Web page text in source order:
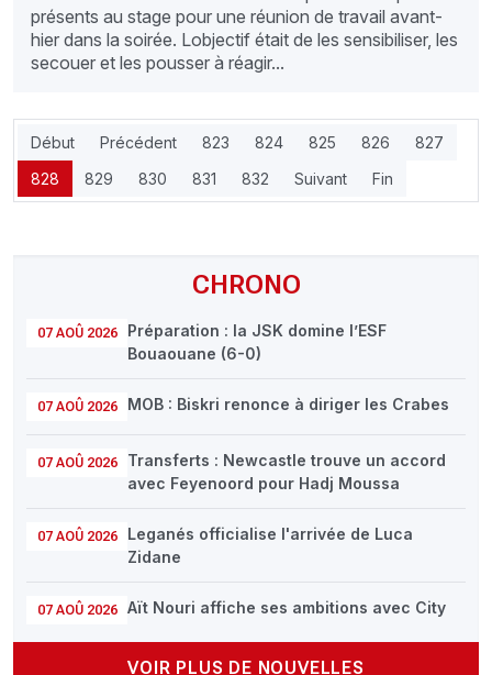
CHRONO
07 AOÛ 2026
Préparation : la JSK domine l’ESF
Bouaouane (6-0)
07 AOÛ 2026 MOB : Biskri renonce à diriger les Crabes
07 AOÛ 2026
Transferts : Newcastle trouve un accord
avec Feyenoord pour Hadj Moussa
07 AOÛ 2026
Leganés officialise l'arrivée de Luca
Zidane
07 AOÛ 2026 Aït Nouri affiche ses ambitions avec City
VOIR PLUS DE NOUVELLES
présents au stage pour une réunion de travail avant-
hier dans la soirée. Lobjectif était de les sensibiliser, les
secouer et les pousser à réagir...
Début Précédent 823 824 825 826
827
828
829 830 831 832 Suivant Fin